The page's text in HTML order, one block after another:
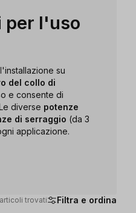
per l'uso
su
del collo di
e consente di
diverse potenze
di serraggio (da 3
applicazione.
trovati Filtra e ordina